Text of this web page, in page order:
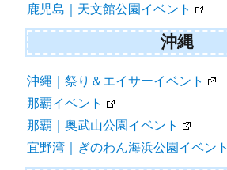
鹿児島｜天文館公園イベント
沖縄
沖縄｜祭り＆エイサーイベント
那覇イベント
那覇｜奥武山公園イベント
宜野湾｜ぎのわん海浜公園イベント